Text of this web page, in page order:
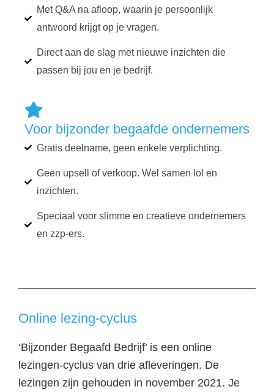
Met Q&A na afloop, waarin je persoonlijk
antwoord krijgt op je vragen.
Direct aan de slag met nieuwe inzichten die
passen bij jou en je bedrijf.
Voor bijzonder begaafde ondernemers
Gratis deelname, geen enkele verplichting.
Geen upsell of verkoop. Wel samen lol en
inzichten.
Speciaal voor slimme en creatieve ondernemers
en zzp-ers.
Online lezing-cyclus
‘Bijzonder Begaafd Bedrijf’ is een online
lezingen-cyclus van drie afleveringen. De
lezingen zijn gehouden in november 2021. Je